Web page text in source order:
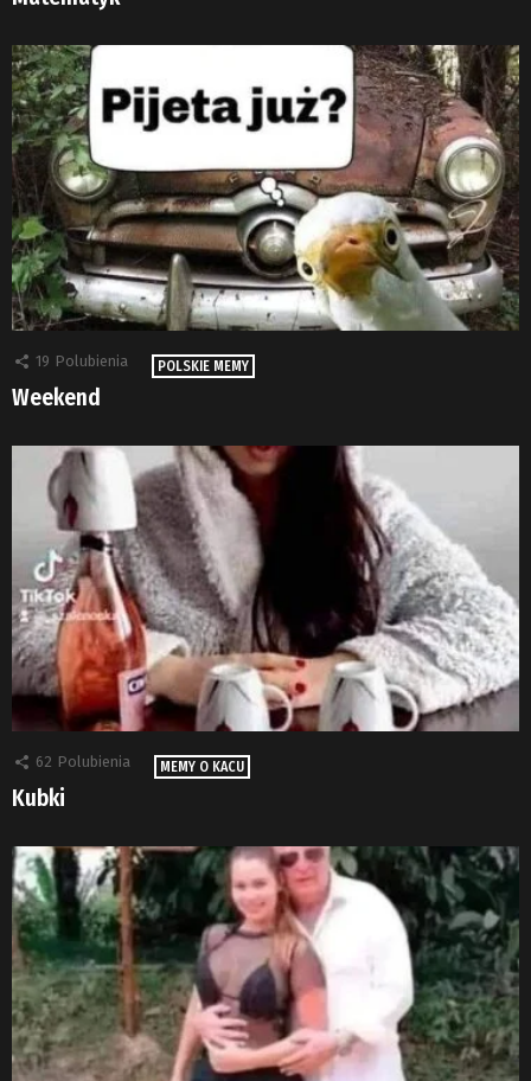
19 Polubienia POLSKIE MEMY
Weekend
62 Polubienia MEMY O KACU
Kubki